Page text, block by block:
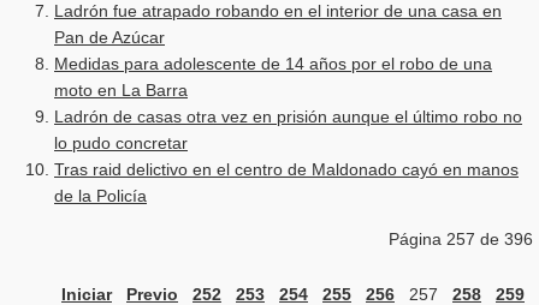
Ladrón fue atrapado robando en el interior de una casa en
Pan de Azúcar
Medidas para adolescente de 14 años por el robo de una
moto en La Barra
Ladrón de casas otra vez en prisión aunque el último robo no
lo pudo concretar
Tras raid delictivo en el centro de Maldonado cayó en manos
de la Policía
Página 257 de 396
Iniciar Previo 252 253 254 255 256 257 258
259